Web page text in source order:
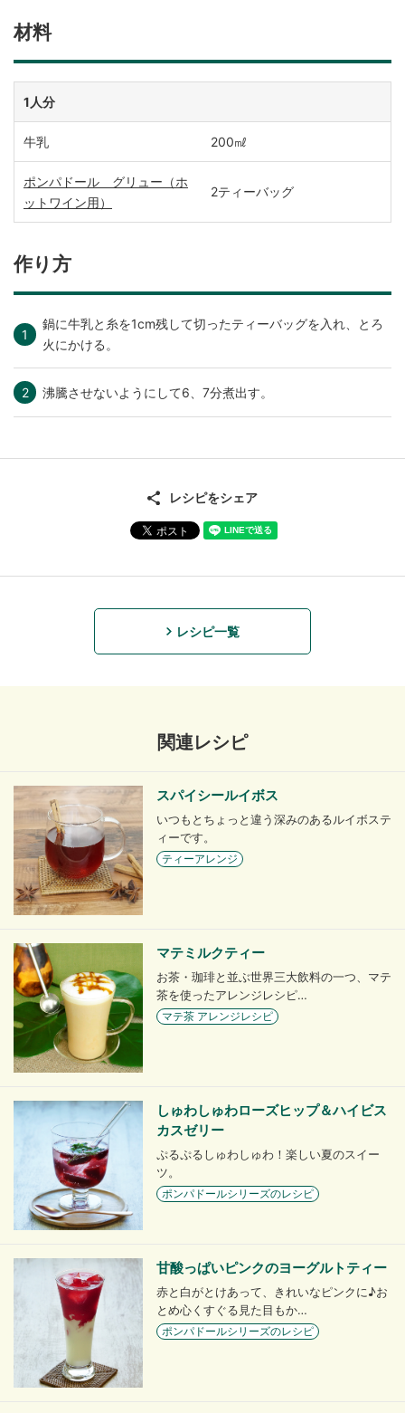
材料
1人分
牛乳 200㎖
ポンパドール グリュー（ホ
ットワイン用）
2ティーバッグ
作り方
鍋に牛乳と糸を1cm残して切ったティーバッグを入れ、とろ
火にかける。
沸騰させないようにして6、7分煮出す。
レシピをシェア
レシピ一覧
関連レシピ
スパイシールイボス
いつもとちょっと違う深みのあるルイボステ
ィーです。
ティーアレンジ
マテミルクティー
お茶・珈琲と並ぶ世界三大飲料の一つ、マテ
茶を使ったアレンジレシピ…
マテ茶 アレンジレシピ
しゅわしゅわローズヒップ＆ハイビス
カスゼリー
ぷるぷるしゅわしゅわ！楽しい夏のスイー
ツ。
ポンパドールシリーズのレシピ
甘酸っぱいピンクのヨーグルトティー
赤と白がとけあって、きれいなピンクに♪お
とめ心くすぐる見た目もか…
ポンパドールシリーズのレシピ